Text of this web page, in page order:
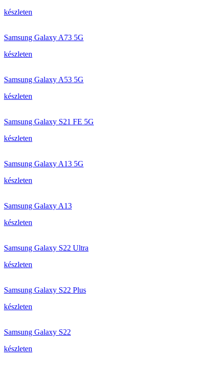
készleten
Samsung Galaxy A73 5G
készleten
Samsung Galaxy A53 5G
készleten
Samsung Galaxy S21 FE 5G
készleten
Samsung Galaxy A13 5G
készleten
Samsung Galaxy A13
készleten
Samsung Galaxy S22 Ultra
készleten
Samsung Galaxy S22 Plus
készleten
Samsung Galaxy S22
készleten